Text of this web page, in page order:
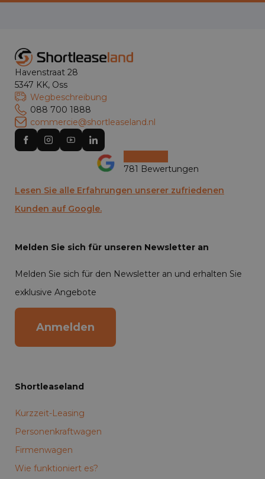
Havenstraat 28
5347 KK, Oss
Wegbeschreibung
088 700 1888
commercie@shortleaseland.nl
781 Bewertungen
Lesen Sie alle Erfahrungen unserer zufriedenen
Kunden auf Google.
Melden Sie sich für unseren Newsletter an
Melden Sie sich für den Newsletter an und erhalten Sie
exklusive Angebote
Anmelden
Shortleaseland
Kurzzeit-Leasing
Personenkraftwagen
Firmenwagen
Wie funktioniert es?